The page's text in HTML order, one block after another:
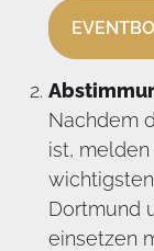
Nachdem
ist,
Dortmund
einsetzen